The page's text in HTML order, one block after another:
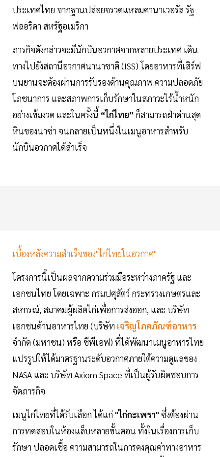
ประเทศไทย จากฐานปล่อยจรวดแหลมคานาเวอรัล รัฐ
ฟลอริดา สหรัฐอเมริกา
ภารกิจดังกล่าวจะมีนักบินอวกาศจากหลายประเทศ เดิน
ทางไปยังสถานีอวกาศนานาชาติ (ISS) โดยอาหารที่เสิร์ฟ
บนยานจะต้องผ่านการรับรองด้านคุณภาพ ความปลอดภัย
โภชนาการ และสภาพการเก็บรักษาในสภาวะไร้น้ำหนัก
อย่างเข้มงวด และในครั้งนี้ “ไก่ไทย” ก็สามารถฝ่าด่านสุด
หินของนาซ่า จนกลายเป็นหนึ่งในเมนูอาหารสำหรับ
นักบินอวกาศได้สำเร็จ
เบื้องหลังความสำเร็จของ"ไก่ไทยในอวกาศ"
โครงการนี้เป็นผลจากความร่วมมือระหว่างภาครัฐ และ
เอกชนไทย โดยเฉพาะ กรมปศุสัตว์ กระทรวงเกษตรและ
สหกรณ์, สมาคมผู้ผลิตไก่เพื่อการส่งออก, และ บริษัท
เอกชนด้านอาหารไทย (บริษัท เจริญโภคภัณฑ์อาหาร
จำกัด (มหาชน) หรือ ซีพีเอฟ) ที่ได้พัฒนาเมนูอาหารไทย
แปรรูปให้ได้มาตรฐานระดับอวกาศภายใต้ความดูแลของ
NASA และ บริษัท Axiom Space ที่เป็นผู้รับผิดชอบการ
จัดภารกิจ
เมนูไก่ไทยที่ได้รับเลือก ได้แก่ "ไก่กะเพรา" ซึ่งต้องผ่าน
การทดสอบในห้องแล็บหลายขั้นตอน ทั้งในเรื่องการเก็บ
รักษา ปลอดเชื้อ ความสามารถในการคงคุณค่าทางอาหาร